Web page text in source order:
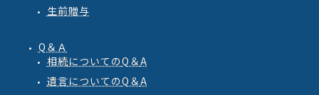
生前贈与
Q＆Ａ
相続についてのQ ＆A
遺言についてのQ ＆A